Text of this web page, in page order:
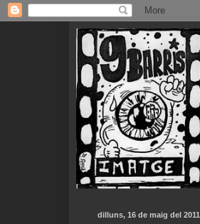
dilluns, 16 de maig del 2011